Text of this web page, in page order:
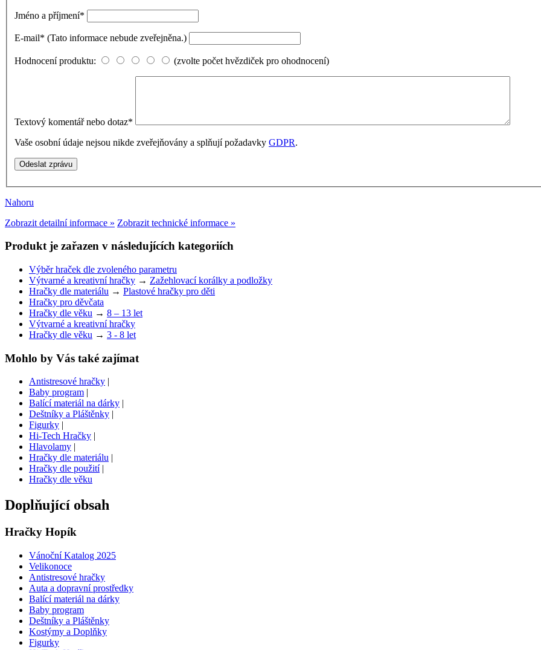
Jméno a příjmení*
E-mail* (Tato informace nebude zveřejněna.)
Hodnocení produktu: (zvolte počet hvězdiček pro ohodnocení)
Textový komentář nebo dotaz*
Vaše osobní údaje nejsou nikde zveřejňovány a splňují požadavky GDPR.
Nahoru
Zobrazit detailní informace » Zobrazit technické informace »
Produkt je zařazen v následujících kategoriích
Výběr hraček dle zvoleného parametru
Výtvarné a kreativní hračky → Zažehlovací korálky a podložky
Hračky dle materiálu → Plastové hračky pro děti
Hračky pro děvčata
Hračky dle věku → 8 – 13 let
Výtvarné a kreativní hračky
Hračky dle věku → 3 - 8 let
Mohlo by Vás také zajímat
Antistresové hračky |
Baby program |
Balící materiál na dárky |
Deštníky a Pláštěnky |
Figurky |
Hi-Tech Hračky |
Hlavolamy |
Hračky dle materiálu |
Hračky dle použití|
Hračky dle věku
Doplňující obsah
Hračky Hopík
Vánoční Katalog 2025
Velikonoce
Antistresové hračky
Auta a dopravní prostředky
Balící materiál na dárky
Baby program
Deštníky a Pláštěnky
Kostýmy a Doplňky
Figurky